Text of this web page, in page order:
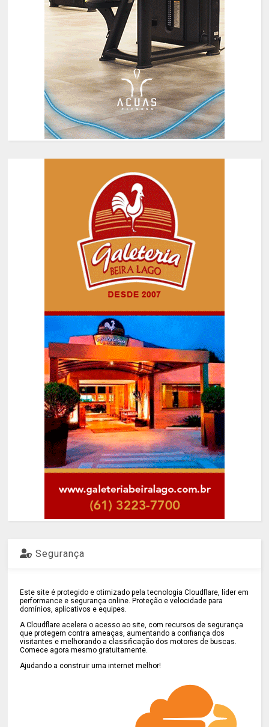
Segurança
Este site é protegido e otimizado pela tecnologia Cloudflare, líder em
performance e segurança online. Proteção e velocidade para
domínios, aplicativos e equipes.
A Cloudflare acelera o acesso ao site, com recursos de segurança
que protegem contra ameaças, aumentando a confiança dos
visitantes e melhorando a classificação dos motores de buscas.
Comece agora mesmo gratuitamente.
Ajudando a construir uma internet melhor!